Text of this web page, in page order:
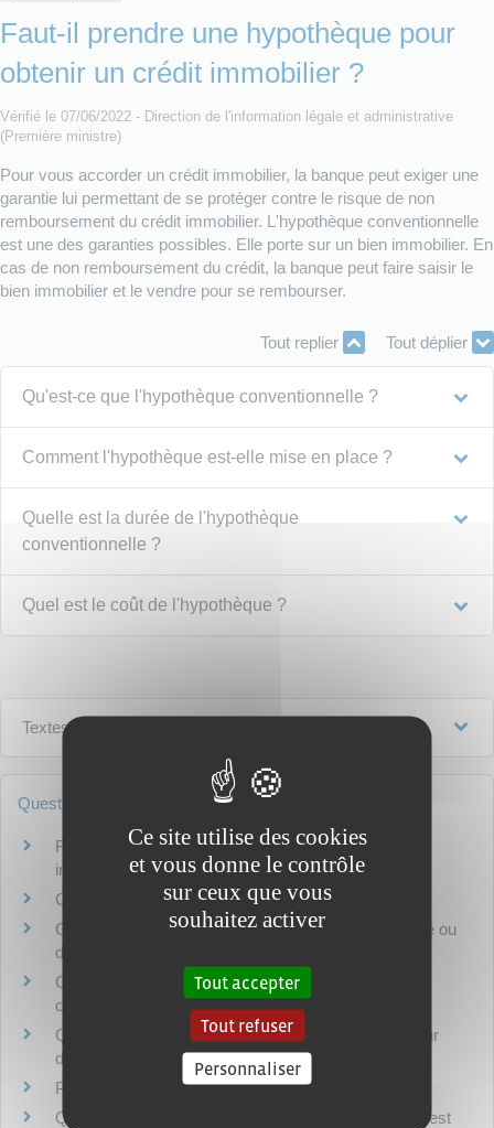
Faut-il prendre une hypothèque pour
obtenir un crédit immobilier ?
Vérifié le 07/06/2022 - Direction de l'information légale et administrative
(Première ministre)
Pour vous accorder un crédit immobilier, la banque peut exiger une
garantie lui permettant de se protéger contre le risque de non
remboursement du crédit immobilier. L'hypothèque conventionnelle
est une des garanties possibles. Elle porte sur un bien immobilier. En
cas de non remboursement du crédit, la banque peut faire saisir le
bien immobilier et le vendre pour se rembourser.
Tout replier Tout déplier
Qu'est-ce que l'hypothèque conventionnelle ?
Comment l'hypothèque est-elle mise en place ?
Quelle est la durée de l'hypothèque
conventionnelle ?
Quel est le coût de l'hypothèque ?
Textes de référence
Questions ? Réponses !
Faut-il avoir une caution pour obtenir un crédit
immobilier ?
Comment obtenir des renseignements immobiliers ?
Garantie co-emprunteur : que faire en cas de divorce ou
de séparation du couple ?
Comment demander une hypothèque judiciaire
conservatoire ?
Qu'est-ce que l'hypothèque légale spéciale du prêteur
de deniers ?
Peut-on faire lever une hypothèque ?
Que devient l'hypothèque quand le crédit immobilier est
Ce site utilise des cookies
et vous donne le contrôle
sur ceux que vous
souhaitez activer
Tout accepter
Tout refuser
Personnaliser